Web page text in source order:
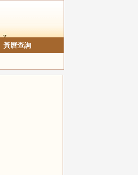
Z
黃曆查詢